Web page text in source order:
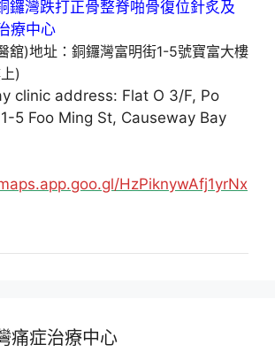
舘)地址：銅鑼灣富明街1-5號寶富大樓
)
clinic address: Flat O 3/F, Po
5 Foo Ming St, Causeway Bay
HzPiknywAfj1yrNx
痛症治療中心